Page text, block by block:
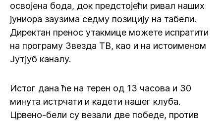
освојена бода, док предстојећи ривал наших
јуниора заузима седму позицију на табели.
Директан пренос утакмице можете испратити
на програму Звезда ТВ, као и на истоименом
Јутјуб каналу.
Истог дана ће на терен од 13 часова и 30
минута истрчати и кадети нашег клуба.
Црвено-бели су везали две победе, против